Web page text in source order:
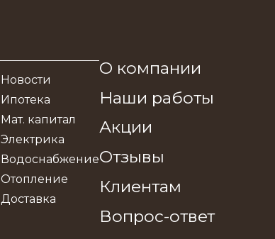
Новости
Ипотека
Мат. капитал
Электрика
Водоснабжение
Отопление
Доставка
О компании
Наши работы
Акции
Отзывы
Клиентам
Вопрос-ответ